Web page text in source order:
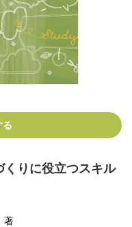
る
りに役立つスキル
著